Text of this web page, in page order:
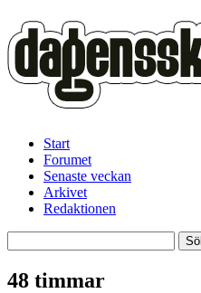
Start
Forumet
Senaste veckan
Arkivet
Redaktionen
48 timmar